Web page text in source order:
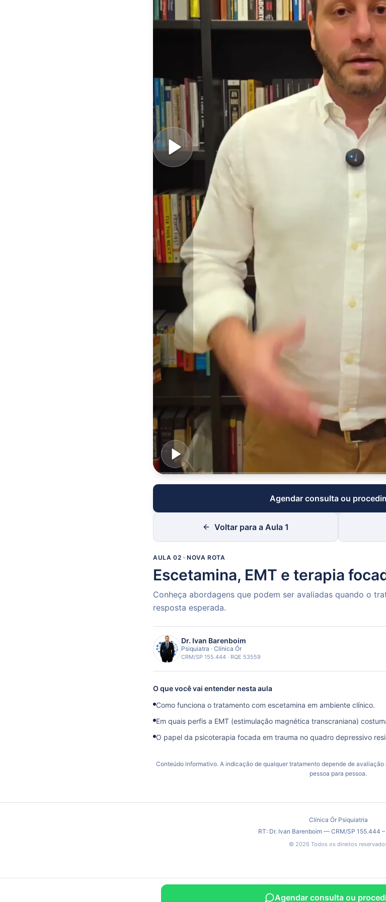
Agendar consulta ou
Voltar para a Aula 1
AULA 02 · NOVA ROTA
Escetamina, EMT e terapia
Conheça abordagens que podem ser avaliadas quando o
resposta esperada.
Dr. Ivan Barenboim
Psiquiatra · Clínica Ór
CRM/SP 155.444 · RQE 53559
O que você vai entender nesta aula
Como funciona o tratamento com escetamina em ambiente clínico.
Em quais perfis a EMT (estimulação magnética transcraniana)
O papel da psicoterapia focada em trauma no quadro depressivo
Conteúdo informativo. A indicação de qualquer tratamento depende de
pessoa para pessoa.
Clínica Ór Psiquiatria
RT: Dr. Ivan Barenboim — CRM/SP 155.444 –
© 2026 Todos os direitos
Agendar consulta ou